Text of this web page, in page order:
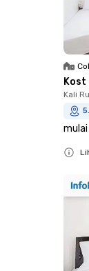
Kost
Kali
mulai